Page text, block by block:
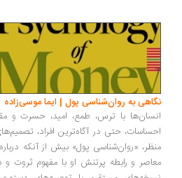
به روان‌شناسی پول | ایما موسی‌زاده
با ترس، طمع، امید، حسرت و مقایسه
حتی در آگاه‌ترین افراد، تصمیم‌های
«روان‌شناسی پول» بیش از آنکه درباره پول
و رابطه پرتنش او با مفهوم ثروت و دارایی